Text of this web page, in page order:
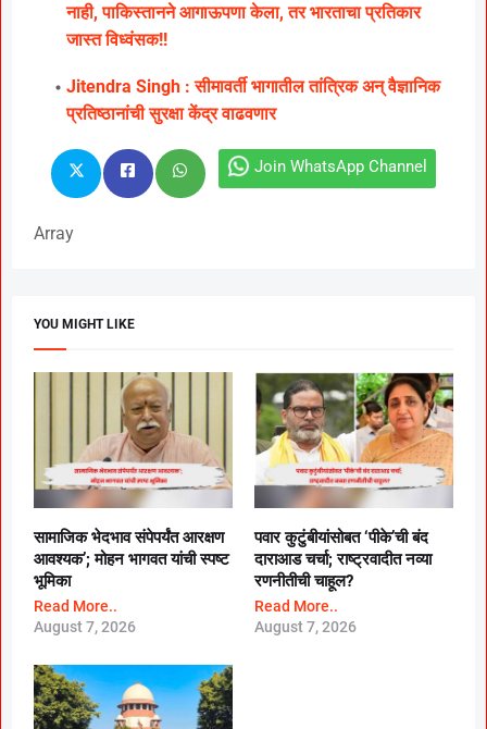
नाही, पाकिस्तानने आगाऊपणा केला, तर भारताचा प्रतिकार
जास्त विध्वंसक!!
Jitendra Singh : सीमावर्ती भागातील तांत्रिक अन् वैज्ञानिक
प्रतिष्ठानांची सुरक्षा केंद्र वाढवणार
Join WhatsApp Channel
Array
YOU MIGHT LIKE
सामाजिक भेदभाव संपेपर्यंत आरक्षण
आवश्यक’; मोहन भागवत यांची स्पष्ट
भूमिका
Read More..
August 7, 2026
पवार कुटुंबीयांसोबत ‘पीके’ची बंद
दाराआड चर्चा; राष्ट्रवादीत नव्या
रणनीतीची चाहूल?
Read More..
August 7, 2026